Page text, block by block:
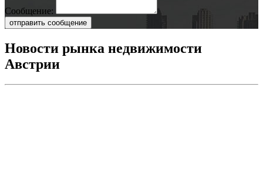
Сообщение:
отправить сообщение
Новости рынка недвижимости
Австрии